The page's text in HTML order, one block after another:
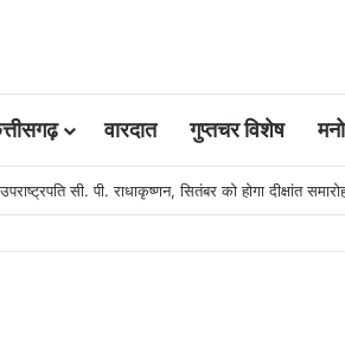
वारदात गुप्तचर विशेष
सी. पी. राधाकृष्णन, सितंबर को होगा दीक्षांत